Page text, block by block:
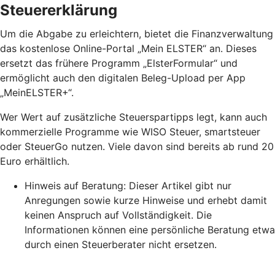
Steuererklärung
Um die Abgabe zu erleichtern, bietet die Finanzverwaltung
das kostenlose Online-Portal „Mein ELSTER“ an. Dieses
ersetzt das frühere Programm „ElsterFormular“ und
ermöglicht auch den digitalen Beleg-Upload per App
„MeinELSTER+“.
Wer Wert auf zusätzliche Steuerspartipps legt, kann auch
kommerzielle Programme wie WISO Steuer, smartsteuer
oder SteuerGo nutzen. Viele davon sind bereits ab rund 20
Euro erhältlich.
Hinweis auf Beratung: Dieser Artikel gibt nur
Anregungen sowie kurze Hinweise und erhebt damit
keinen Anspruch auf Vollständigkeit. Die
Informationen können eine persönliche Beratung etwa
durch einen Steuerberater nicht ersetzen.